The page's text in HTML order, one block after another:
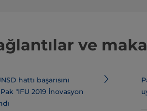
ve
hattı başarısını
"IFU 2019 İnovasyon